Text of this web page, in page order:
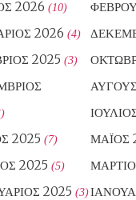
2026 (10)
2026 (4)
2025 (3)
2025 (7) ΜΆΙΟΣ
2025 (5)
2025 (3)